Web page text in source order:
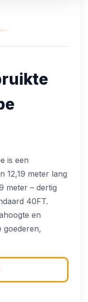
is een
12,19 meter lang
meter – dertig
40FT.
en
goederen,